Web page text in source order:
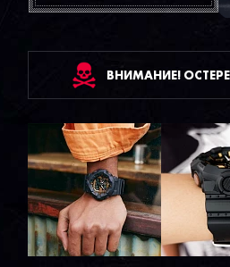
ВНИМАНИЕ!